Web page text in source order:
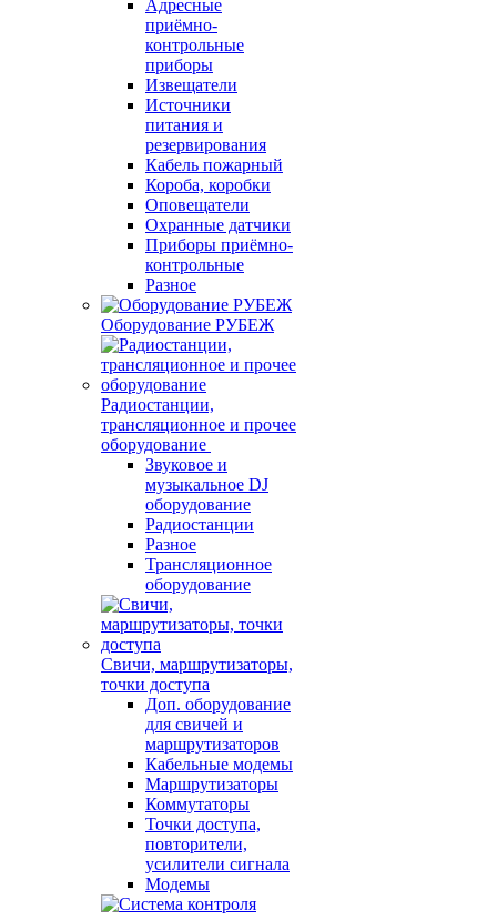
Адресные
приёмно-
контрольные
приборы
Извещатели
Источники
питания и
резервирования
Кабель пожарный
Короба, коробки
Оповещатели
Охранные датчики
Приборы приёмно-
контрольные
Разное
Оборудование РУБЕЖ
Радиостанции,
трансляционное и прочее
оборудование
Звуковое и
музыкальное DJ
оборудование
Радиостанции
Разное
Трансляционное
оборудование
Свичи, маршрутизаторы,
точки доступа
Доп. оборудование
для свичей и
маршрутизаторов
Кабельные модемы
Маршрутизаторы
Коммутаторы
Точки доступа,
повторители,
усилители сигнала
Модемы